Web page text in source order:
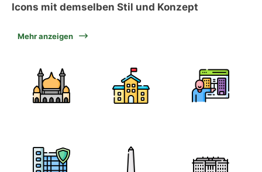
Icons mit demselben Stil und Konzept
Mehr anzeigen